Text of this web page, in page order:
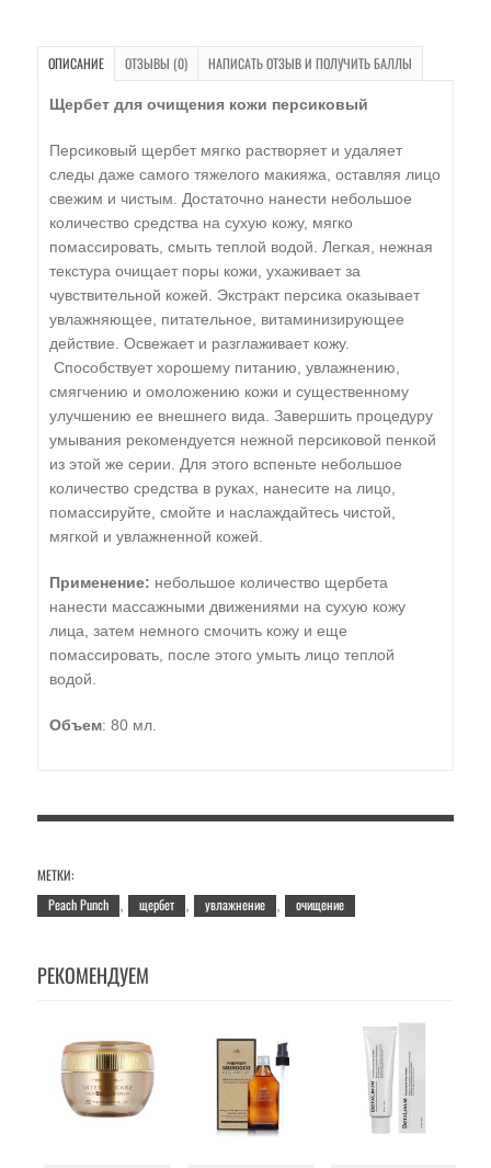
ОПИСАНИЕ ОТЗЫВЫ (0) НАПИСАТЬ ОТЗЫВ И ПОЛУЧИТЬ БАЛЛЫ
Щербет для очищения кожи персиковый
Персиковый щербет мягко растворяет и удаляет
следы даже самого тяжелого макияжа, оставляя лицо
свежим и чистым. Достаточно нанести небольшое
количество средства на сухую кожу, мягко
помассировать, смыть теплой водой. Легкая, нежная
текстура очищает поры кожи, ухаживает за
чувствительной кожей. Экстракт персика оказывает
увлажняющее, питательное, витаминизирующее
действие. Освежает и разглаживает кожу.
Способствует хорошему питанию, увлажнению,
смягчению и омоложению кожи и существенному
улучшению ее внешнего вида. Завершить процедуру
умывания рекомендуется нежной персиковой пенкой
из этой же серии. Для этого вспеньте небольшое
количество средства в руках, нанесите на лицо,
помассируйте, смойте и наслаждайтесь чистой,
мягкой и увлажненной кожей.
Применение: небольшое количество щербета
нанести массажными движениями на сухую кожу
лица, затем немного смочить кожу и еще
помассировать, после этого умыть лицо теплой
водой.
Объем: 80 мл.
МЕТКИ:
Peach Punch
щербет увлажнение очищение
РЕКОМЕНДУЕМ